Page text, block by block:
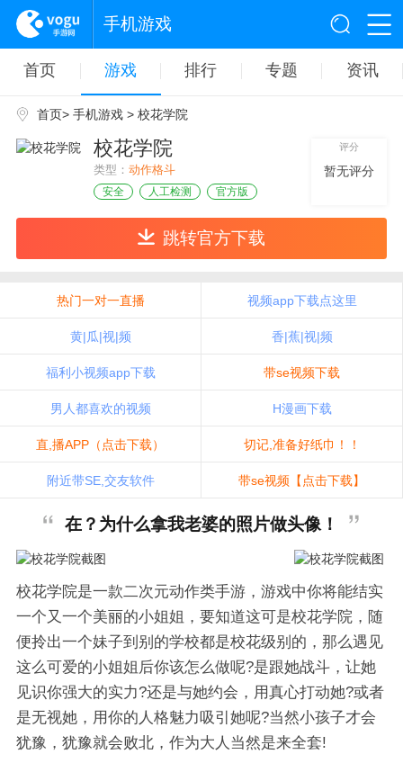
手机游戏
首页 游戏 排行 专题 资讯
首页> 手机游戏> 校花学院
校花学院
类型： 动作格斗
安全 人工检测 官方版
评分
暂无评分
跳转官方下载
热门一对一直播 视频app下载点这里
黄|瓜|视|频 香|蕉|视|频
福利小视频app下载 带se视频下载
男人都喜欢的视频 H漫画下载
直,播APP（点击下载） 切记,准备好纸巾！！
附近带SE,交友软件 带se视频【点击下载】
在？为什么拿我老婆的照片做头像！
校花学院是一款二次元动作类手游，游戏中你将能结实
一个又一个美丽的小姐姐，要知道这可是校花学院，随
便拎出一个妹子到别的学校都是校花级别的，那么遇见
这么可爱的小姐姐后你该怎么做呢?是跟她战斗，让她
见识你强大的实力?还是与她约会，用真心打动她?或者
是无视她，用你的人格魅力吸引她呢?当然小孩子才会
犹豫，犹豫就会败北，作为大人当然是来全套!